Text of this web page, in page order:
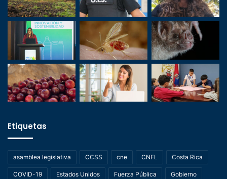
Etiquetas
asamblea legislativa CCSS cne CNFL Costa Rica
COVID-19 Estados Unidos Fuerza Pública Gobierno